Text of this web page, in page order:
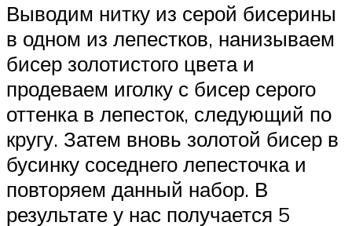
Выводим нитку из серой бисерины
в одном из лепестков, нанизываем
бисер золотистого цвета и
продеваем иголку с бисер серого
оттенка в лепесток, следующий по
кругу. Затем вновь золотой бисер в
бусинку соседнего лепесточка и
повторяем данный набор. В
результате у нас получается 5